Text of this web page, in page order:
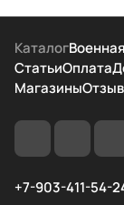
Каталог
СтатьиОплата
Магазины
+7-903-411-54-